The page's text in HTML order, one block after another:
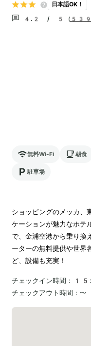
日本語OK！
4.2 / 5 ( 539
無料Wi-Fi 朝食
駐車場
ショッピングのメッカ、
ケーションが魅力なホ
で、金浦空港から乗り換
ーターの無料提供や世界
ど、設備も充実！
チェックイン時間：
チェックアウト時間：